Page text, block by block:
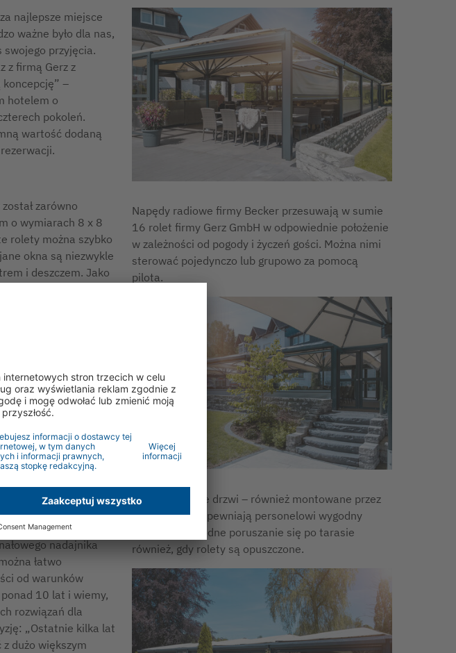
najlepsze miejsce
ważne było dla nas,
przyjęcia.
z firmą Gerz z
–
hotelem o
pokoleń.
wartość dodaną
zarówno
o wymiarach 8 x 8
rolety można szybko
okna są niezwykle
i deszczem. Jako
który w razie
naprężenie
systemu. Jako szef
i jest
przez inwestora,
się z pewnymi
rolowane są zwykle
balkonów przed
szerszym
oświetlenie
parasole.” Firma
aby zapewnić
nadajnika
łatwo
od warunków
10 lat i wiemy,
rozwiązań dla
„Ostatnie kilka lat
dużo większym
Napędy radiowe firmy Becker przesuwają w sumie
16 rolet firmy Gerz GmbH w odpowiednie położenie
w zależności od pogody i życzeń gości. Można nimi
sterować pojedynczo lub grupowo za pomocą
pilota.
Dwuskrzydłowe drzwi – również montowane przez
firmę Gerz – zapewniają personelowi wygodny
dostęp i swobodne poruszanie się po tarasie
również, gdy rolety są opuszczone.